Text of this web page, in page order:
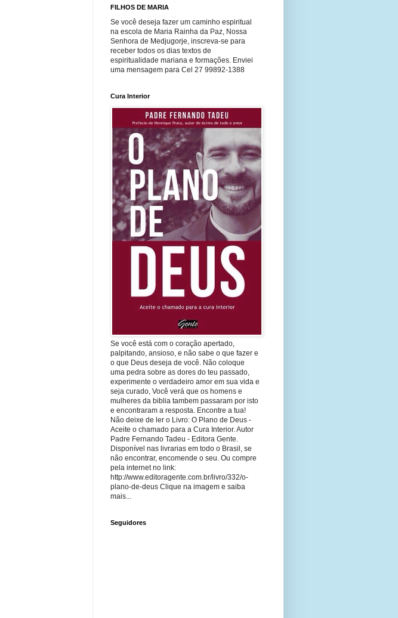
FILHOS DE MARIA
Se você deseja fazer um caminho espiritual
na escola de Maria Rainha da Paz, Nossa
Senhora de Medjugorje, inscreva-se para
receber todos os dias textos de
espiritualidade mariana e formações. Enviei
uma mensagem para Cel 27 99892-1388
Cura Interior
Se você está com o coração apertado,
palpitando, ansioso, e não sabe o que fazer e
o que Deus deseja de você. Não coloque
uma pedra sobre as dores do teu passado,
experimente o verdadeiro amor em sua vida e
seja curado, Você verá que os homens e
mulheres da biblia tambem passaram por isto
e encontraram a resposta. Encontre a tua!
Não deixe de ler o Livro: O Plano de Deus -
Aceite o chamado para a Cura Interior. Autor
Padre Fernando Tadeu - Editora Gente.
Disponível nas livrarias em todo o Brasil, se
não encontrar, encomende o seu. Ou compre
pela internet no link:
http://www.editoragente.com.br/livro/332/o-
plano-de-deus Clique na imagem e saiba
mais...
Seguidores